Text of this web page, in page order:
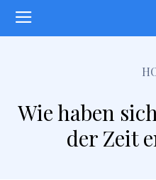
Wie haben
der Zeit